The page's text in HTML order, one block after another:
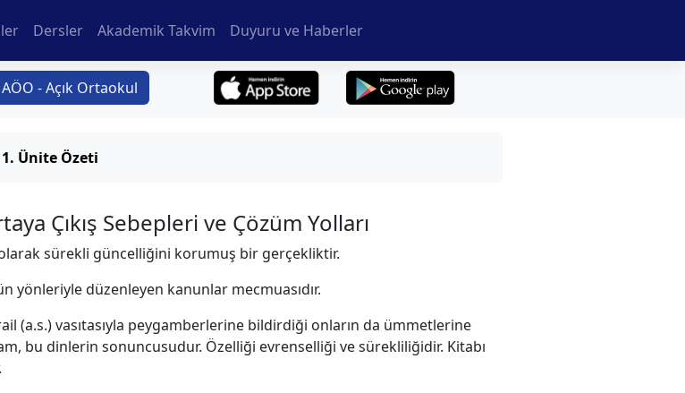
Dersler Akademik Takvim Duyuru ve Haberler
AÖO - Açık Ortaokul
1. Ünite Özeti
Çıkış Sebepleri ve Çözüm Yolları
sürekli güncelliğini korumuş bir gerçekliktir.
yönleriyle düzenleyen kanunlar mecmuasıdır.
(a.s.) vasıtasıyla peygamberlerine bildirdiği onların da ümmetlerine
bu dinlerin sonuncusudur. Özelliği evrenselliği ve sürekliliğidir. Kitabı